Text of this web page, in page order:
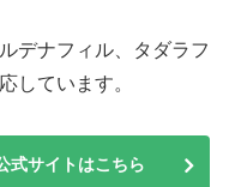
デナフィル、タダラフ
しています。
式サイトはこちら